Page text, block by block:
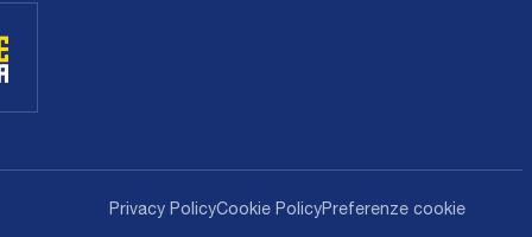
Privacy PolicyCookie PolicyPreferenze cookie